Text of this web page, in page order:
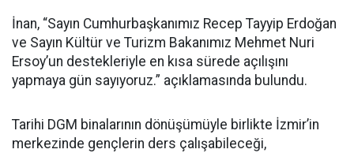
İnan, “Sayın Cumhurbaşkanımız Recep Tayyip Erdoğan
ve Sayın Kültür ve Turizm Bakanımız Mehmet Nuri
Ersoy’un destekleriyle en kısa sürede açılışını
yapmaya gün sayıyoruz.” açıklamasında bulundu.
Tarihi DGM binalarının dönüşümüyle birlikte İzmir’in
merkezinde gençlerin ders çalışabileceği,